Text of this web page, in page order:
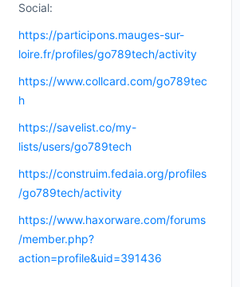
Social:
https://participons.mauges-sur-
loire.fr/profiles/go789tech/activity
https://www.collcard.com/go789tec
h
https://savelist.co/my-
lists/users/go789tech
https://construim.fedaia.org/profiles
/go789tech/activity
https://www.haxorware.com/forums
/member.php?
action=profile&uid=391436